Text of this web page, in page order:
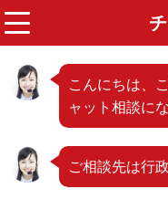
こんにちは、
ャット相談に
ご相談先は行